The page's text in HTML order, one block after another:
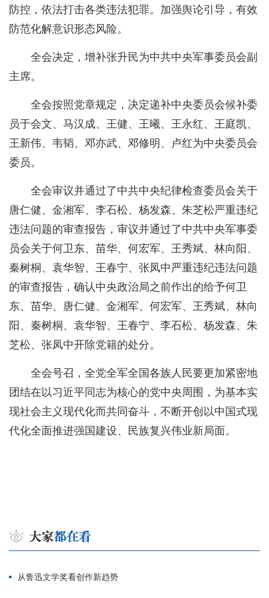
防控，依法打击各类违法犯罪。加强舆论引导，有效
防范化解意识形态风险。
全会决定，增补张升民为中共中央军事委员会副
主席。
全会按照党章规定，决定递补中央委员会候补委
员于会文、马汉成、王健、王曦、王永红、王庭凯、
王新伟、韦韬、邓亦武、邓修明、卢红为中央委员会
委员。
全会审议并通过了中共中央纪律检查委员会关于
唐仁健、金湘军、李石松、杨发森、朱芝松严重违纪
违法问题的审查报告，审议并通过了中共中央军事委
员会关于何卫东、苗华、何宏军、王秀斌、林向阳、
秦树桐、袁华智、王春宁、张凤中严重违纪违法问题
的审查报告，确认中央政治局之前作出的给予何卫
东、苗华、唐仁健、金湘军、何宏军、王秀斌、林向
阳、秦树桐、袁华智、王春宁、李石松、杨发森、朱
芝松、张凤中开除党籍的处分。
全会号召，全党全军全国各族人民要更加紧密地
团结在以习近平同志为核心的党中央周围，为基本实
现社会主义现代化而共同奋斗，不断开创以中国式现
代化全面推进强国建设、民族复兴伟业新局面。
从鲁迅文学奖看创作新趋势